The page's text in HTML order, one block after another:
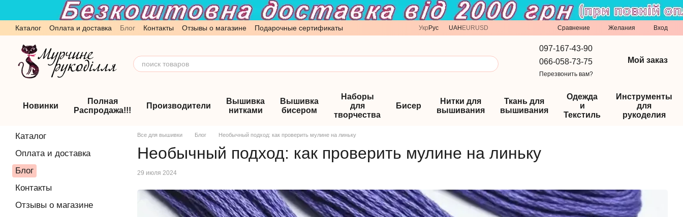
Перейти к основному контенту
Каталог Оплата и доставка Блог Контакты Отзывы о магазине
Подарочные сертификаты
Обмен и возврат
Пользовательское соглашение
Укр Рус UAH EURUSD Сравнение Желания Вход
097-167-43-90
066-058-73-75
Перезвонить вам?
Мой заказ
Новинки
Полная
Распродажа!!!
Производители
Вышивка
нитками
Вышивка
бисером
Наборы
для
творчества
Бисер
Нитки для
вышивания
Ткань для
вышивания
Одежда
и
Текстиль
Инструменты
для
рукоделия
Все для вышивки Блог Необычный подход: как проверить мулине на линьку
Необычный подход: как проверить мулине на линьку
29 июля 2024
Каталог
Оплата и доставка
Блог
Контакты
Отзывы о магазине